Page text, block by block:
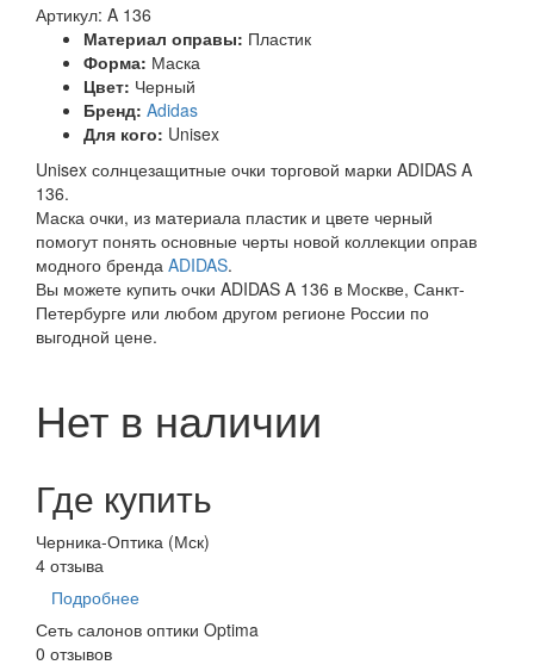
Артикул: A 136
Материал оправы: Пластик
Форма: Маска
Цвет: Черный
Бренд: Adidas
Для кого: Unisex
Unisex солнцезащитные очки торговой марки ADIDAS A
136.
Маска очки, из материала пластик и цвете черный
помогут понять основные черты новой коллекции оправ
модного бренда ADIDAS.
Вы можете купить очки ADIDAS A 136 в Москве, Санкт-
Петербурге или любом другом регионе России по
выгодной цене.
Нет в наличии
Где купить
Черника-Оптика (Мск)
4 отзыва
Подробнее
Сеть салонов оптики Optima
0 отзывов